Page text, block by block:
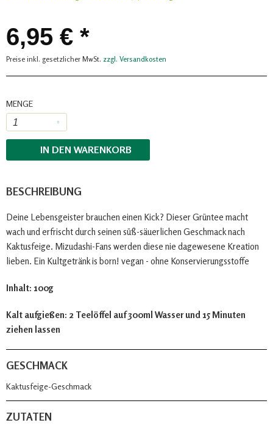
6,95 € *
Preise inkl. gesetzlicher MwSt. zzgl. Versandkosten
MENGE
IN DEN WARENKORB
BESCHREIBUNG
Deine Lebensgeister brauchen einen Kick? Dieser Grüntee macht
wach und erfrischt durch seinen süß-säuerlichen Geschmack nach
Kaktusfeige. Mizudashi-Fans werden diese nie dagewesene Kreation
lieben. Ein Kultgetränk is born! vegan - ohne Konservierungsstoffe
Inhalt: 100g
Kalt aufgießen: 2 Teelöffel auf 300ml Wasser und 15 Minuten
ziehen lassen
GESCHMACK
Kaktusfeige-Geschmack
ZUTATEN